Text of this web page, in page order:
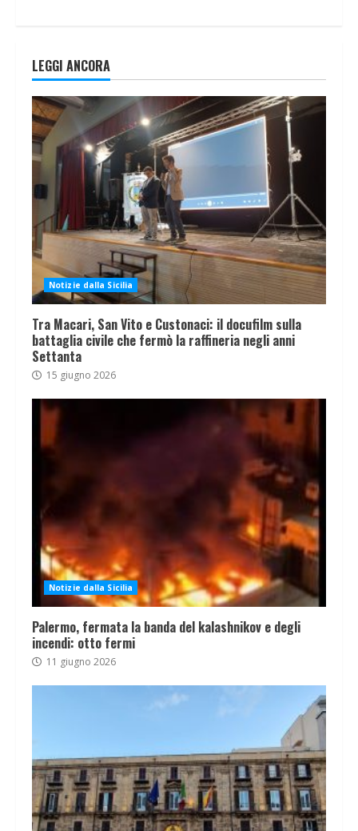
LEGGI ANCORA
Notizie dalla Sicilia
Tra Macari, San Vito e Custonaci: il docufilm sulla
battaglia civile che fermò la raffineria negli anni
Settanta
15 giugno 2026
Notizie dalla Sicilia
Palermo, fermata la banda del kalashnikov e degli
incendi: otto fermi
11 giugno 2026